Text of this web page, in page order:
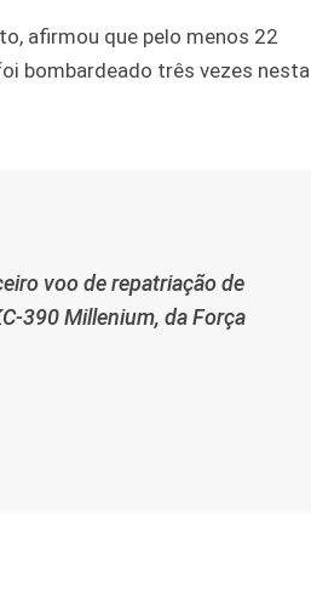
afirmou que pelo menos 22
bombardeado três vezes nesta
voo de repatriação de
390 Millenium, da Força